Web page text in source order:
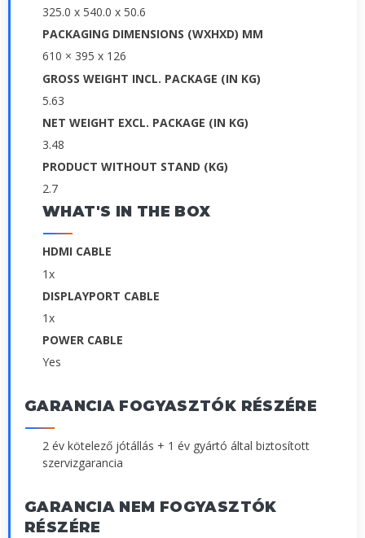
325.0 x 540.0 x 50.6
PACKAGING DIMENSIONS (WXHXD) MM
610 × 395 x 126
GROSS WEIGHT INCL. PACKAGE (IN KG)
5.63
NET WEIGHT EXCL. PACKAGE (IN KG)
3.48
PRODUCT WITHOUT STAND (KG)
2.7
WHAT'S IN THE BOX
HDMI CABLE
1x
DISPLAYPORT CABLE
1x
POWER CABLE
Yes
GARANCIA FOGYASZTÓK RÉSZÉRE
2 év kötelező jótállás + 1 év gyártó által biztosított
szervizgarancia
GARANCIA NEM FOGYASZTÓK
RÉSZÉRE